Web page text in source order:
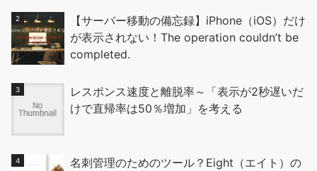
【サーバー移動の備忘録】iPhone（iOS）だけ
が表示されない！The operation couldn’t be
completed.
レスポンス速度と離脱率～「表示が2秒遅いだ
けで直帰率は50％増加」を考える
名刺管理のためのツール？Eight（エイト）の